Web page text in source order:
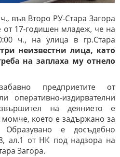
във Второ РУ-Стара Загора
17-годишен младеж, че на
ч., на улица в гр.Стара
три неизвестни лица, като
на заплаха му отнело
предприетите от
оперативно-издирвателни
на деянието е
което е задържано за
е досъдебно
ал.1 от НК под надзора на
Загора.